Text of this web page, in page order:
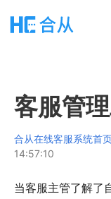
客服管
合从在线客服系统首
14:57:10
当客服主管了解了